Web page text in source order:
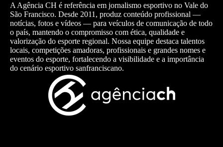
A Agência CH é referência em jornalismo esportivo no Vale do
São Francisco. Desde 2011, produz conteúdo profissional —
notícias, fotos e vídeos — para veículos de comunicação de todo
o país, mantendo o compromisso com ética, qualidade e
valorização do esporte regional. Nossa equipe destaca talentos
locais, competições amadoras, profissionais e grandes nomes e
eventos do esporte, fortalecendo a visibilidade e a importância
do cenário esportivo sanfranciscano.